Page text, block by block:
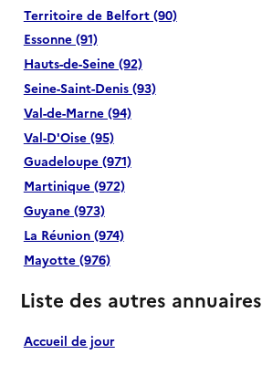
Territoire de Belfort (90)
Essonne (91)
Hauts-de-Seine (92)
Seine-Saint-Denis (93)
Val-de-Marne (94)
Val-D'Oise (95)
Guadeloupe (971)
Martinique (972)
Guyane (973)
La Réunion (974)
Mayotte (976)
Liste des autres annuaires
Accueil de jour